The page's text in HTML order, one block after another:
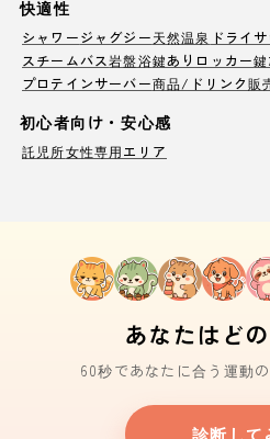
快適性
シャワージャグジー天然温泉 ドライ
スチームバス岩盤浴鍵ありロッカー
プロテインサーバー商品/ドリンク販
初心者向け・安心感
託児所女性専用エリア
あなたはど
60秒であなたに合う運動
診断して